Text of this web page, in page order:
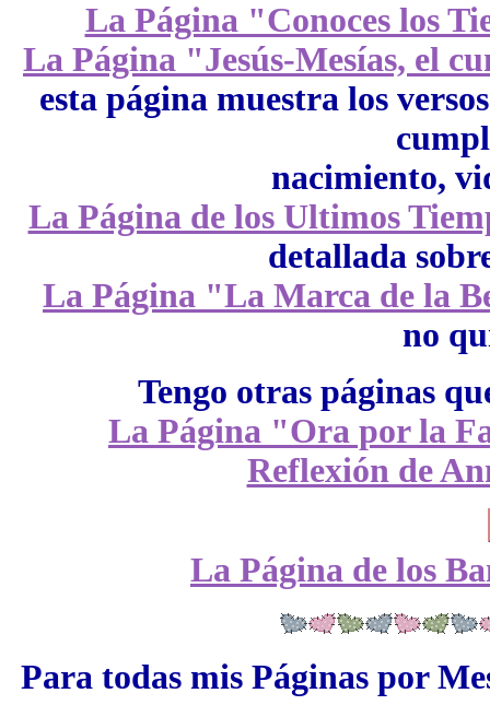
La Página "Conoces los
La Página "Jesús-Mesías, el
esta página muestra los
nacimiento,
La Página de los Ultimos
detallada
La Página "La Marca de la
no
Tengo otras páginas
La Página "Ora por la
Reflexión de
La Página de los
Para todas mis Páginas por